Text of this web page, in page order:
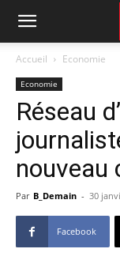
Accueil Economie
Economie
Réseau
nouveau
Par B_Demain - 30
Facebook